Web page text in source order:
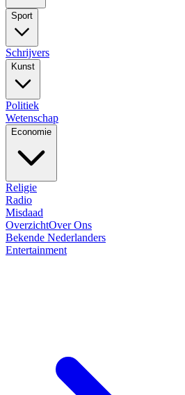
Sport
Schrijvers
Kunst
Politiek
Wetenschap
Economie
Religie
Radio
Misdaad
OverzichtOver Ons
Bekende Nederlanders
Entertainment